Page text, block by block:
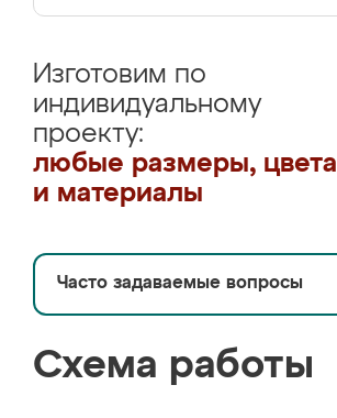
Изготовим по
индивидуальному
проекту:
любые размеры, цвета
и материалы
Часто задаваемые вопросы
Схема работы